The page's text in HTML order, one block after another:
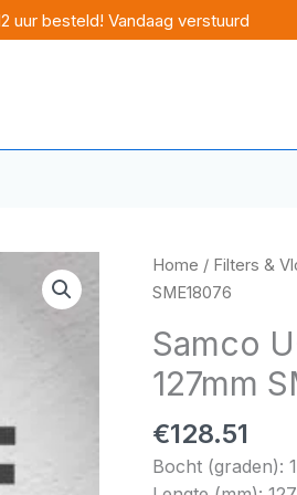
uur besteld! Vandaag verstuurd
Home / Filters &
SME18076
Samco
127mm
€128.51
Bocht (graden):